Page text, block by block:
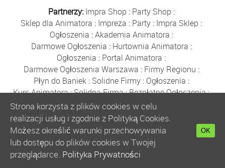
Partnerzy: Impra Shop : Party Shop :
Sklep dla Animatora : Impreza : Party : Impra Sklep :
Ogłoszenia :Akademia Animatora :
Darmowe Ogłoszenia : Hurtownia Animatora :
Ogłoszenia : Portal Animatora :
Darmowe Ogłoszenia Warszawa : Firmy Regionu :
Płyn do Baniek: Solidne Firmy: Ogłoszenia :
Kurs Animatora:Solidna Firma:Bezpłatne Ogłoszenia:
Animator Czasu Wolnego:
Bezpłatne Ogłoszenia Warszawa:sklep animatora
Bańki Mydlane:Bezpłatne Ogłoszenia
Szkolenie Animatorów:Kurs Animatora
:
Kurs Animatora Warszawa :Rumia
Kurs Animatora Poznań:
Strona korzysta z plików cookies w celu
realizacji usług i zgodnie z Polityką Cookies.
Możesz określić warunki przechowywania
lub dostępu do plików cookies w Twojej
przeglądarce. Polityka Prywatności
OK